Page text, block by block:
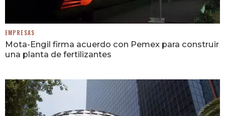
EMPRESAS
Mota-Engil firma acuerdo con Pemex para construir
una planta de fertilizantes